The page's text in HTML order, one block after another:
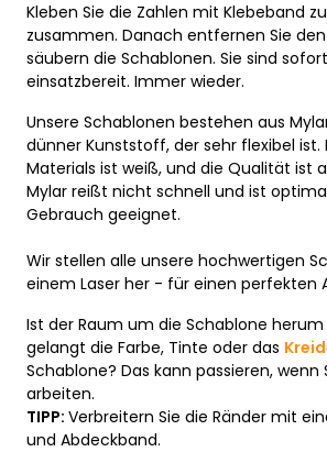
Kleben Sie die Zahlen mit Klebeband
zusammen. Danach entfernen Sie
säubern die Schablonen. Sie sind
einsatzbereit. Immer wieder.
Unsere Schablonen bestehen aus
dünner Kunststoff, der sehr flexibel ist.
Materials ist weiß, und die Qualität ist
Mylar reißt nicht schnell und ist
Gebrauch geeignet.
Wir stellen alle unsere hochwertigen
einem Laser her - für einen perfekten
Ist der Raum um die Schablone herum
gelangt die Farbe, Tinte oder das
Schablone? Das kann passieren,
arbeiten.
TIPP: Verbreitern Sie die Ränder mit
und Abdeckband.